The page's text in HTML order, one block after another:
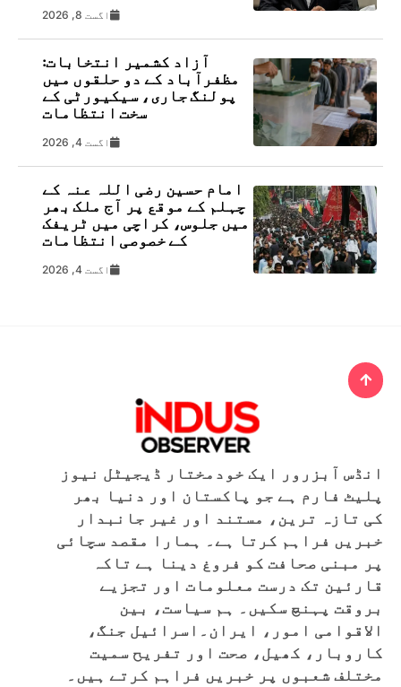
اگست 8, 2026
آزاد کشمیر انتخابات:
مظفرآباد کے دو حلقوں میں
پولنگ جاری، سیکیورٹی کے
سخت انتظامات
اگست 4, 2026
امام حسین رضی اللہ عنہ کے
چہلم کے موقع پر آج ملک بھر
میں جلوس، کراچی میں ٹریفک
کے خصوصی انتظامات
اگست 4, 2026
انڈس آبزرور ایک خودمختار ڈیجیٹل نیوز
پلیٹ فارم ہے جو پاکستان اور دنیا بھر
کی تازہ ترین، مستند اور غیر جانبدار
خبریں فراہم کرتا ہے۔ ہمارا مقصد سچائی
پر مبنی صحافت کو فروغ دینا ہے تاکہ
قارئین تک درست معلومات اور تجزیے
بروقت پہنچ سکیں۔ ہم سیاست، بین
الاقوامی امور، ایران۔اسرائیل جنگ،
کاروبار، کھیل، صحت اور تفریح سمیت
مختلف شعبوں پر خبریں فراہم کرتے ہیں۔